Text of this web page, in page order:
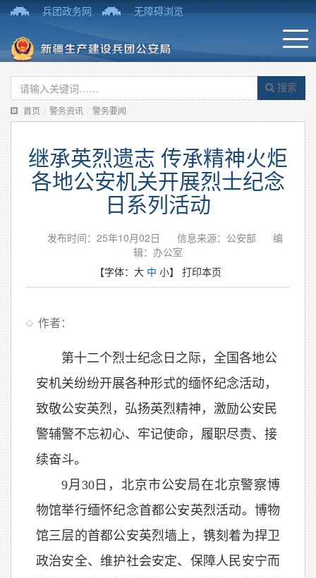
兵团政务网 无障碍浏览
搜索
首页 / 警务资讯 / 警务要闻
继承英烈遗志 传承精神火炬
各地公安机关开展烈士纪念
日系列活动
发布时间：25年10月02日 信息来源：公安部
编
辑：办公室
【字体： 大 中 小】 打印本页
作者：
第十二个烈士纪念日之际，全国各地公
安机关纷纷开展各种形式的缅怀纪念活动，
致敬公安英烈，弘扬英烈精神，激励公安民
警辅警不忘初心、牢记使命，履职尽责、接
续奋斗。
9月30日，北京市公安局在北京警察博
物馆举行缅怀纪念首都公安英烈活动。博物
馆三层的首都公安英烈墙上，镌刻着为捍卫
政治安全、维护社会安定、保障人民安宁而